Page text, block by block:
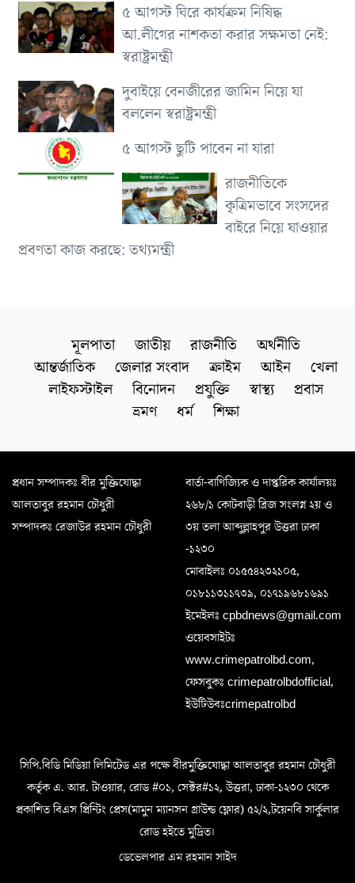
৫ আগস্ট ঘিরে কার্যক্রম নিষিদ্ধ
আ.লীগের নাশকতা করার সক্ষমতা নেই:
স্বরাষ্ট্রমন্ত্রী
দুবাইয়ে বেনজীরের জামিন নিয়ে যা
বললেন স্বরাষ্ট্রমন্ত্রী
৫ আগস্ট ছুটি পাবেন না যারা
রাজনীতিকে
কৃত্রিমভাবে সংসদের
বাইরে নিয়ে যাওয়ার
প্রবণতা কাজ করছে: তথ্যমন্ত্রী
মূলপাতা জাতীয় রাজনীতি
অর্থনীতি
আন্তর্জাতিক
জেলার সংবাদ ক্রাইম আইন
খেলা
লাইফস্টাইল
বিনোদন প্রযুক্তি স্বাস্থ্য
প্রবাস
ভ্রমণ
ধর্ম শিক্ষা
প্রধান সম্পাদকঃ বীর মুক্তিযোদ্ধা
আলতাবুর রহমান চৌধুরী
সম্পাদকঃ রেজাউর রহমান চৌধুরী
বার্তা-বাণিজ্যিক ও দাপ্তরিক কার্যালয়ঃ
২৬৮/১ কোটবাড়ী ব্রিজ সংলগ্ন ২য় ও
৩য় তলা আব্দুল্লাহপুর উত্তরা ঢাকা
-১২৩০
মোবাইলঃ ০১৫৫৪২৩২১০৫,
০১৮১১৩১১৭৩৯, ০১৭১৯৬৮১৬৯১
ইমেইলঃ cpbdnews@gmail.com
ওয়েবসাইটঃ
www.crimepatrolbd.com,
ফেসবুকঃ crimepatrolbdofficial,
ইউটিউবঃcrimepatrolbd
সিপি.বিডি মিডিয়া লিমিটেড এর পক্ষে বীরমুক্তিযোদ্ধা আলতাবুর রহমান চৌধুরী
কর্তৃক এ. আর. টাওয়ার, রোড #০১, সেক্টর#১২, উত্তরা, ঢাকা-১২৩০ থেকে
প্রকাশিত বিএস প্রিন্টিং প্রেস(মামুন ম্যানসন গ্রাউন্ড ফ্লোর) ৫২/২,টয়েনবি সার্কুলার
রোড হইতে মুদ্রিত।
ডেভেলপার এম রহমান সাইদ